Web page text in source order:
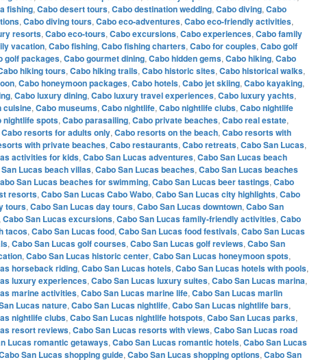
fishing, Cabo desert tours, Cabo destination wedding, Cabo diving, Cabo
, Cabo diving tours, Cabo eco-adventures, Cabo eco-friendly activities,
resorts, Cabo eco-tours, Cabo excursions, Cabo experiences, Cabo family
vacation, Cabo fishing, Cabo fishing charters, Cabo for couples, Cabo golf
golf packages, Cabo gourmet dining, Cabo hidden gems, Cabo hiking, Cabo
hiking tours, Cabo hiking trails, Cabo historic sites, Cabo historical walks,
, Cabo honeymoon packages, Cabo hotels, Cabo jet skiing, Cabo kayaking,
, Cabo luxury dining, Cabo luxury travel experiences, Cabo luxury yachts,
cuisine, Cabo museums, Cabo nightlife, Cabo nightlife clubs, Cabo nightlife
nightlife spots, Cabo parasailing, Cabo private beaches, Cabo real estate,
Cabo resorts for adults only, Cabo resorts on the beach, Cabo resorts with
with private beaches, Cabo restaurants, Cabo retreats, Cabo San Lucas,
activities for kids, Cabo San Lucas adventures, Cabo San Lucas beach
Lucas beach villas, Cabo San Lucas beaches, Cabo San Lucas beaches
San Lucas beaches for swimming, Cabo San Lucas beer tastings, Cabo
resorts, Cabo San Lucas Cabo Wabo, Cabo San Lucas city highlights, Cabo
tours, Cabo San Lucas day tours, Cabo San Lucas downtown, Cabo San
Cabo San Lucas excursions, Cabo San Lucas family-friendly activities, Cabo
tacos, Cabo San Lucas food, Cabo San Lucas food festivals, Cabo San Lucas
, Cabo San Lucas golf courses, Cabo San Lucas golf reviews, Cabo San
, Cabo San Lucas historic center, Cabo San Lucas honeymoon spots,
horseback riding, Cabo San Lucas hotels, Cabo San Lucas hotels with pools,
luxury experiences, Cabo San Lucas luxury suites, Cabo San Lucas marina,
marine activities, Cabo San Lucas marine life, Cabo San Lucas marlin
Lucas nature, Cabo San Lucas nightlife, Cabo San Lucas nightlife bars,
nightlife clubs, Cabo San Lucas nightlife hotspots, Cabo San Lucas parks,
resort reviews, Cabo San Lucas resorts with views, Cabo San Lucas road
Lucas romantic getaways, Cabo San Lucas romantic hotels, Cabo San Lucas
San Lucas shopping guide, Cabo San Lucas shopping options, Cabo San